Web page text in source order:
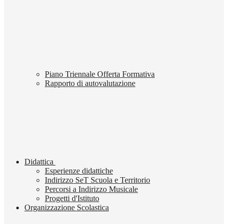
Piano Triennale Offerta Formativa
Rapporto di autovalutazione
Didattica
Esperienze didattiche
Indirizzo SeT Scuola e Territorio
Percorsi a Indirizzo Musicale
Progetti d'Istituto
Organizzazione Scolastica